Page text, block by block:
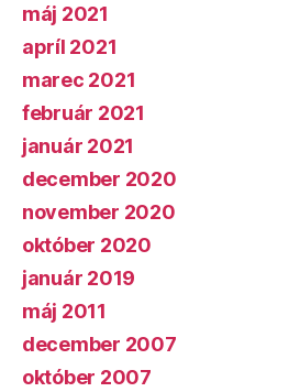
máj 2021
apríl 2021
marec 2021
február 2021
január 2021
december 2020
november 2020
október 2020
január 2019
máj 2011
december 2007
október 2007